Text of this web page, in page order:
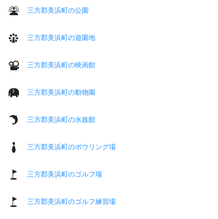
三方郡美浜町の公園
三方郡美浜町の遊園地
三方郡美浜町の映画館
三方郡美浜町の動物園
三方郡美浜町の水族館
三方郡美浜町のボウリング場
三方郡美浜町のゴルフ場
三方郡美浜町のゴルフ練習場